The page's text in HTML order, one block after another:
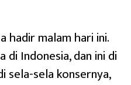
hadir malam hari ini.
di Indonesia, dan ini di
sela-sela konsernya,